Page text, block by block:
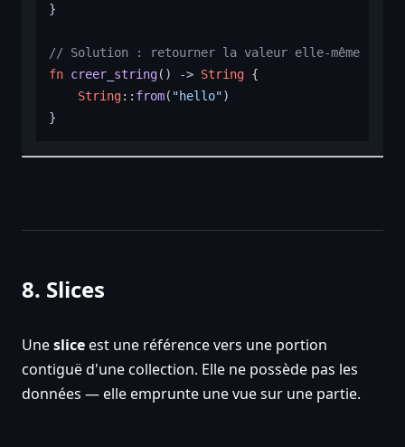
}
// Solution : retourner la valeur elle-même
fn creer_string() -> String {
String:: from( "hello")
8. Slices
Unesliceest une référence vers une portion
contiguë d'une collection. Elle ne possède pas les
données — elle emprunte une vue sur une partie.